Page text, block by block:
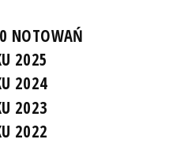
NOTOWAŃ
2025
2024
2023
2022